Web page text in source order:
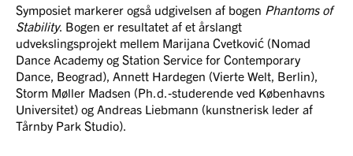
Symposiet markerer også udgivelsen af bogen Phantoms of
Stability. Bogen er resultatet af et årslangt
udvekslingsprojekt mellem Marijana Cvetković (Nomad
Dance Academy og Station Service for Contemporary
Dance, Beograd), Annett Hardegen (Vierte Welt, Berlin),
Storm Møller Madsen (Ph.d.-studerende ved Københavns
Universitet) og Andreas Liebmann (kunstnerisk leder af
Tårnby Park Studio).